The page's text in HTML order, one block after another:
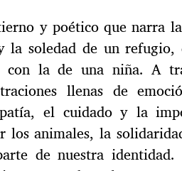
y poético que narra
soledad de un refugio,
con la de una niña. A
llenas de
el cuidado y la
animales, la
de nuestra identidad.